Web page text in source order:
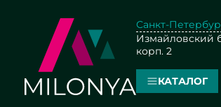
Санкт-
Измайловский
корп. 2
КАТАЛОГ